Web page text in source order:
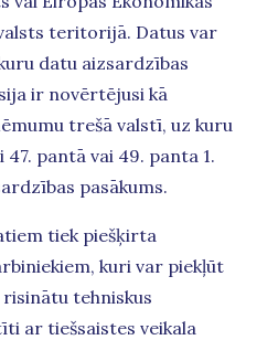
teritorijā. Datus var
datu aizsardzības
ir novērtējusi kā
trešā valstī, uz kuru
47. pantā vai 49. panta 1.
pasākums.
tiek piešķirta
kuri var piekļūt
tehniskus
ar tiešsaistes veikala